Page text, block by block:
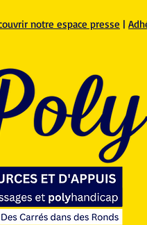
notre espace presse |